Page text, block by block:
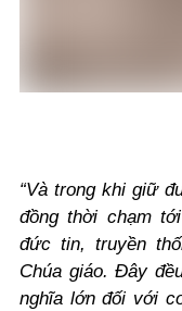
“Và trong khi giữ
đồng thời chạm
đức tin, truyền
Chúa giáo. Đây
nghĩa lớn đối với